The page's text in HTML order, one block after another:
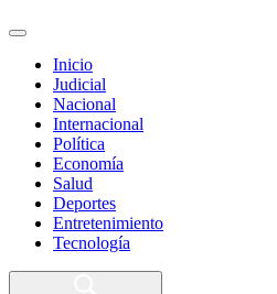
Inicio
Judicial
Nacional
Internacional
Política
Economía
Salud
Deportes
Entretenimiento
Tecnología